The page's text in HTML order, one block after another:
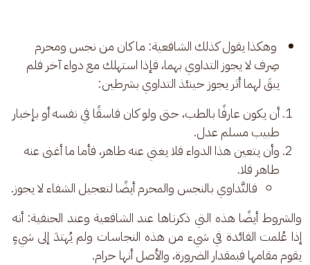
وهكذا يقول كذلك الشافعية: ما كان من نجس ومحرم
صِرف لا يجوز التداوي بهما، فإذا استهلك مع دواء آخر فلم
يبقَ لهما أثر يجوز حينئذ التداوي بشرطين:
أن يكون عارفًا بالطب، حتى ولو كان فاسقًا في نفسه أو بإخبار
طبيب مسلم عدل.
وأن يتعين هذا الدواء فلا يغني عنه طاهر، فأما ما أغنى عنه
طاهر فلا.
فالتَّداوي بالنجس والمحرم أيضًا لتعجيل الشفاء لا يجوز.
والشروط أيضًا هذه التي ذكرناها عند الشافعية وعند الحنفية: أنه
إذا عُلمت الفائدة في شيء من هذه النجاسات ولم يُهتدَ إلى شيءٍ
يقوم مقامها فبمقدار الضرورة، والأصل أنها حرام.